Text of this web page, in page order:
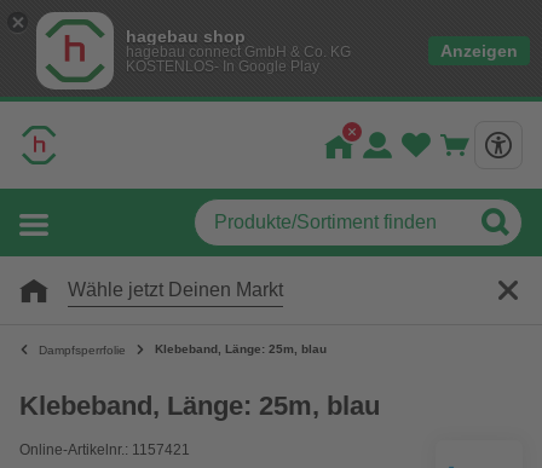
hagebau shop
hagebau connect GmbH & Co. KG
KOSTENLOS- In Google Play
Anzeigen
Wähle jetzt Deinen Markt
Dampfsperrfolie Klebeband, Länge: 25m, blau
Klebeband, Länge: 25m, blau
Online-Artikelnr.: 1157421